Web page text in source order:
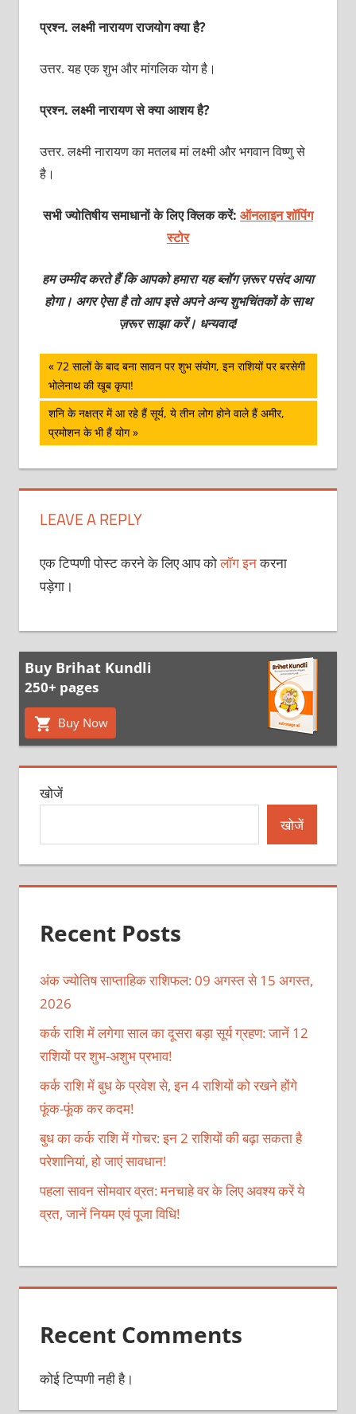
प्रश्‍न. लक्ष्‍मी नारायण राजयोग क्‍या है?
उत्तर. यह एक शुभ और मांगलिक योग है।
प्रश्‍न. लक्ष्‍मी नारायण से क्‍या आशय है?
उत्तर. लक्ष्‍मी नारायण का मतलब मां लक्ष्‍मी और भगवान विष्‍णु से
है।
सभी ज्योतिषीय समाधानों के लिए क्लिक करें: ऑनलाइन शॉपिंग
स्टोर
हम उम्मीद करते हैं कि आपको हमारा यह ब्लॉग ज़रूर पसंद आया
होगा। अगर ऐसा है तो आप इसे अपने अन्य शुभचिंतकों के साथ
ज़रूर साझा करें। धन्यवाद!
पोस्ट
नेविगेशन
Previous
Post:
72 सालों के बाद बना सावन पर शुभ संयोग, इन राशियों पर बरसेगी
भोलेनाथ की खूब कृपा!
Next
Post:
शनि के नक्षत्र में आ रहे हैं सूर्य, ये तीन लोग होने वाले हैं अमीर,
प्रमोशन के भी हैं योग
LEAVE A REPLY
एक टिप्पणी पोस्ट करने के लिए आप कोलॉग इनकरना
पड़ेगा।
Buy Brihat Kundli
250+ pages
Buy Now
खोजें
खोजें
Recent Posts
अंक ज्योतिष साप्ताहिक राशिफल: 09 अगस्त से 15 अगस्त,
2026
कर्क राशि में लगेगा साल का दूसरा बड़ा सूर्य ग्रहण: जानें 12
राशियों पर शुभ-अशुभ प्रभाव!
कर्क राशि में बुध के प्रवेश से, इन 4 राशियों को रखने होंगे
फूंक-फूंक कर कदम!
बुध का कर्क राशि में गोचर: इन 2 राशियों की बढ़ा सकता है
परेशानियां, हो जाएं सावधान!
पहला सावन सोमवार व्रत: मनचाहे वर के लिए अवश्य करें ये
व्रत, जानें नियम एवं पूजा विधि!
Recent Comments
कोई टिप्पणी नही है।